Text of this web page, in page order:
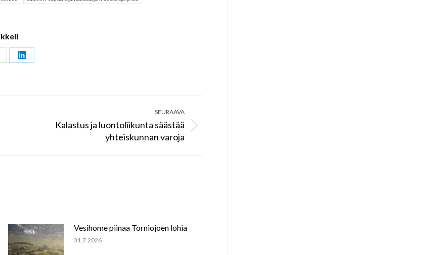
Share
SEURAAVA
Kalastus ja luontoliikunta säästää
yhteiskunnan varoja
Vesihome piinaa Torniojoen lohia
31.7.2026